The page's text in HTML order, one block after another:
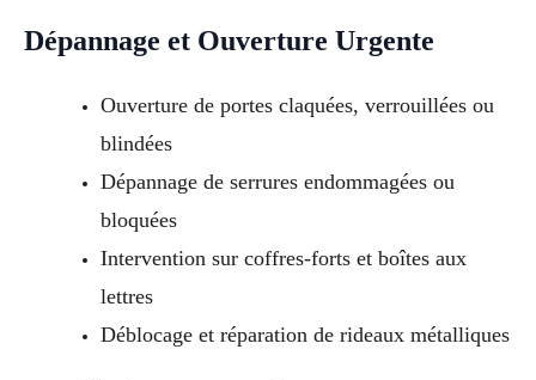
Dépannage et Ouverture Urgente
Ouverture de portes claquées, verrouillées ou
blindées
Dépannage de serrures endommagées ou
bloquées
Intervention sur coffres-forts et boîtes aux
lettres
Déblocage et réparation de rideaux métalliques